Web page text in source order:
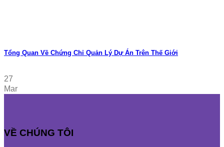
Tổng Quan Về Chứng Chỉ Quản Lý Dự Án Trên Thế Giới
27
Mar
VỀ CHÚNG TÔI